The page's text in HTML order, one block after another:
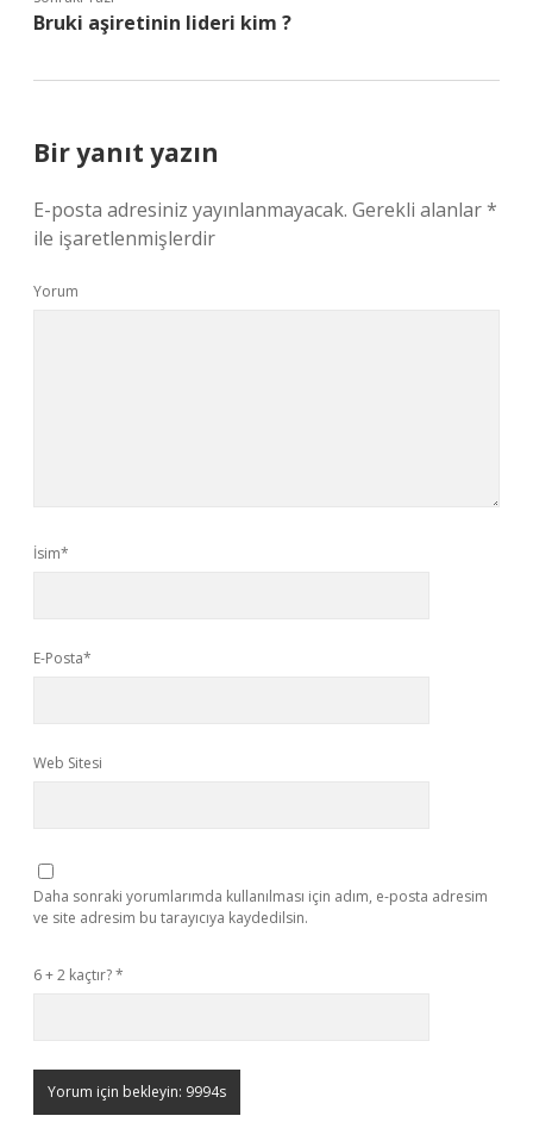
Bruki aşiretinin lideri kim ?
Bir yanıt yazın
E-posta adresiniz yayınlanmayacak. Gerekli alanlar*
ile işaretlenmişlerdir
Yorum
İsim*
E-Posta*
Web Sitesi
Daha sonraki yorumlarımda kullanılması için adım, e-posta adresim
ve site adresim bu tarayıcıya kaydedilsin.
6 + 2 kaçtır?*